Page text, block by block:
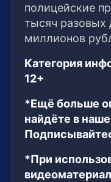
полицейские
тысяч разовых
миллионов
Категория
12+
*Ещё больше
найдёте в
*При